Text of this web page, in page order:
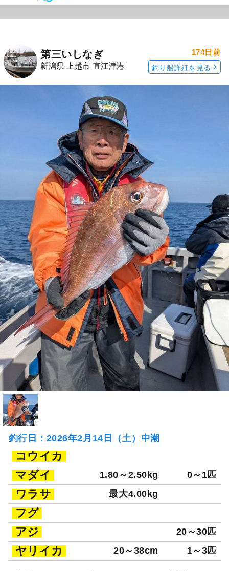
第三いしなぎ
新潟県 上越市 直江津港
174日前
釣り船詳細を見る
釣行日：2026年2月14日（土）中潮
コウイカ
マダイ
1.80～2.50kg 0～1匹
ワラサ 最大4.00kg
フグ
アジ
20～30匹
ヤリイカ 20～38cm 1～3匹